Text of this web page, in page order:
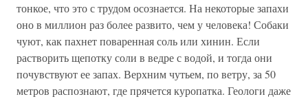
тонкое, что это с трудом осознается. На некоторые запахи
оно в миллион раз более развито, чем у человека! Собаки
чуют, как пахнет поваренная соль или хинин. Если
растворить щепотку соли в ведре с водой, и тогда они
почувствуют ее запах. Верхним чутьем, по ветру, за 50
метров распознают, где прячется куропатка. Геологи даже